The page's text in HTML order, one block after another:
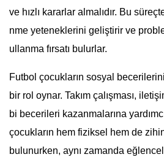
ve hızlı kararlar almalıdır. Bu
nme yeteneklerini geliştirir ve
ullanma fırsatı bulurlar.
Futbol çocukların sosyal
bir rol oynar. Takım çalışması,
bi becerileri kazanmalarına
çocukların hem fiziksel hem de
bulunurken, aynı zamanda